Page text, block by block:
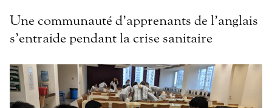
Une communauté d’apprenants de l’anglais
s’entraide pendant la crise sanitaire